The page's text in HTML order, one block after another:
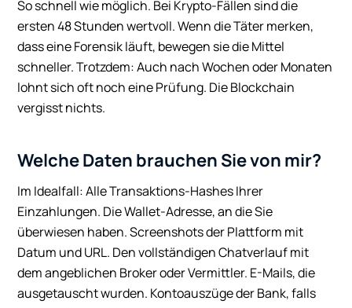
So schnell wie möglich. Bei Krypto-Fällen sind die
ersten 48 Stunden wertvoll. Wenn die Täter merken,
dass eine Forensik läuft, bewegen sie die Mittel
schneller. Trotzdem: Auch nach Wochen oder Monaten
lohnt sich oft noch eine Prüfung. Die Blockchain
vergisst nichts.
Welche Daten brauchen Sie von mir?
Im Idealfall: Alle Transaktions-Hashes Ihrer
Einzahlungen. Die Wallet-Adresse, an die Sie
überwiesen haben. Screenshots der Plattform mit
Datum und URL. Den vollständigen Chatverlauf mit
dem angeblichen Broker oder Vermittler. E-Mails, die
ausgetauscht wurden. Kontoauszüge der Bank, falls